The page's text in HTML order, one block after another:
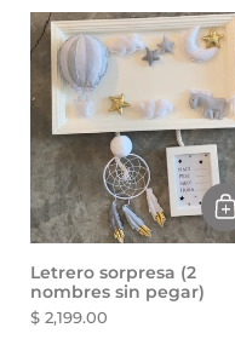
Letrero sorpresa (2
nombres sin pegar)
$ 2,199.00